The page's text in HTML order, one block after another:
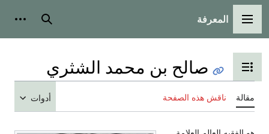
القائمة الرئيسية
المعرفة بحث
تبديل عرض جدول المحتويات
صالح بن محمد الشثري
مقالة ناقش هذه الصفحة أدوات